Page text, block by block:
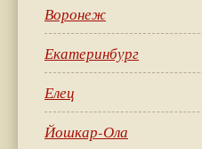
Воронеж
Екатеринбург
Елец
Йошкар-Ола